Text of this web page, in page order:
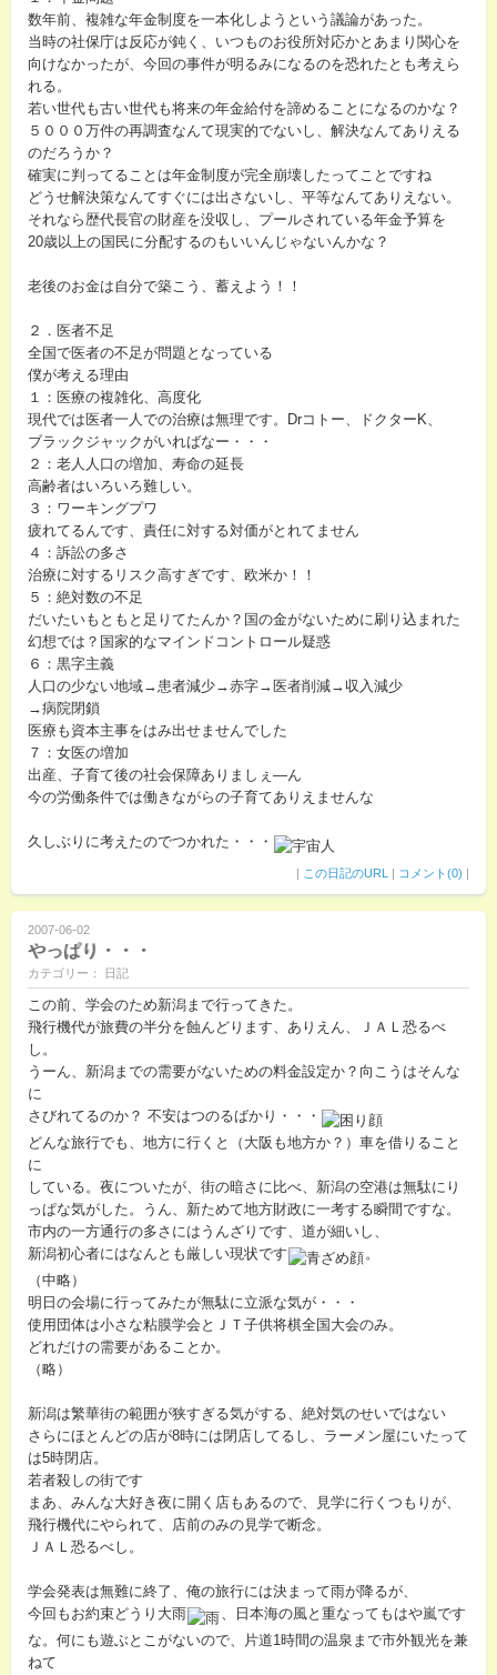
数年前、複雑な年金制度を一本化しようという議論があった。
当時の社保庁は反応が鈍く、いつものお役所対応かとあまり関心を
向けなかったが、今回の事件が明るみになるのを恐れたとも考えら
れる。
若い世代も古い世代も将来の年金給付を諦めることになるのかな？
５０００万件の再調査なんて現実的でないし、解決なんてありえる
のだろうか？
確実に判ってることは年金制度が完全崩壊したってことですね
どうせ解決策なんてすぐには出さないし、平等なんてありえない。
それなら歴代長官の財産を没収し、プールされている年金予算を
20歳以上の国民に分配するのもいいんじゃないんかな？
老後のお金は自分で築こう、蓄えよう！！
２．医者不足
全国で医者の不足が問題となっている
僕が考える理由
１：医療の複雑化、高度化
現代では医者一人での治療は無理です。Drコトー、ドクターK、
ブラックジャックがいればなー・・・
２：老人人口の増加、寿命の延長
高齢者はいろいろ難しい。
３：ワーキングプワ
疲れてるんです、責任に対する対価がとれてません
４：訴訟の多さ
治療に対するリスク高すぎです、欧米か！！
５：絶対数の不足
だいたいもともと足りてたんか？国の金がないために刷り込まれた
幻想では？国家的なマインドコントロール疑惑
６：黒字主義
人口の少ない地域→患者減少→赤字→医者削減→収入減少
→病院閉鎖
医療も資本主事をはみ出せませんでした
７：女医の増加
出産、子育て後の社会保障ありましぇ―ん
今の労働条件では働きながらの子育てありえませんな
久しぶりに考えたのでつかれた・・・
| この日記のURL | コメント(0) |
2007-06-02
やっぱり・・・
カテゴリー： 日記
この前、学会のため新潟まで行ってきた。
飛行機代が旅費の半分を蝕んどります、ありえん、ＪＡＬ恐るべ
し。
うーん、新潟までの需要がないための料金設定か？向こうはそんな
に
さびれてるのか？ 不安はつのるばかり・・・
どんな旅行でも、地方に行くと（大阪も地方か？）車を借りること
に
している。夜についたが、街の暗さに比べ、新潟の空港は無駄にり
っぱな気がした。うん、新ためて地方財政に一考する瞬間ですな。
市内の一方通行の多さにはうんざりです、道が細いし、
新潟初心者にはなんとも厳しい現状です
。
（中略）
明日の会場に行ってみたが無駄に立派な気が・・・
使用団体は小さな粘膜学会とＪＴ子供将棋全国大会のみ。
どれだけの需要があることか。
（略）
新潟は繁華街の範囲が狭すぎる気がする、絶対気のせいではない
さらにほとんどの店が8時には閉店してるし、ラーメン屋にいたって
は5時閉店。
若者殺しの街です
まあ、みんな大好き夜に開く店もあるので、見学に行くつもりが、
飛行機代にやられて、店前のみの見学で断念。
ＪＡＬ恐るべし。
学会発表は無難に終了、俺の旅行には決まって雨が降るが、
今回もお約束どうり大雨
、日本海の風と重なってもはや嵐です
な。何にも遊ぶとこがないので、片道1時間の温泉まで市外観光を兼
ねて